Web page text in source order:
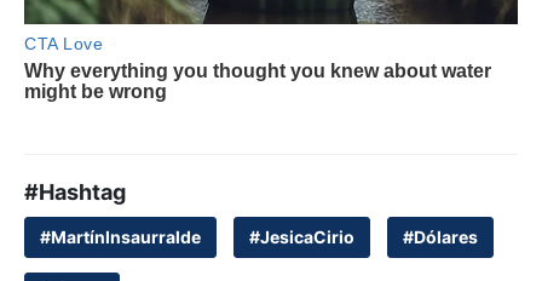
#Hashtag
#MartínInsaurralde #JesicaCirio #Dólares